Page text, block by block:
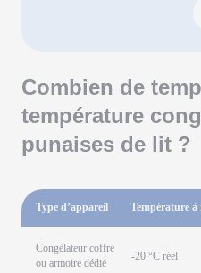
Combien de
température
punaises de lit ?
Type d’appareil Température à
Congélateur coffre
ou armoire dédié
-20 °C réel